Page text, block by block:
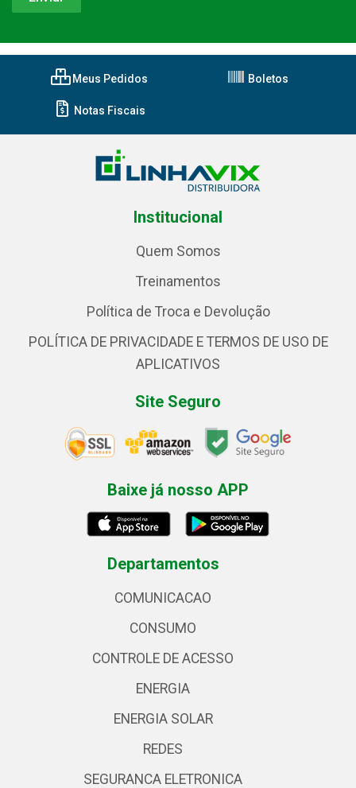
Meus Pedidos Boletos
Notas Fiscais
Institucional
Quem Somos
Treinamentos
Política de Troca e Devolução
POLÍTICA DE PRIVACIDADE E TERMOS DE USO DE
APLICATIVOS
Site Seguro
Baixe já nosso APP
Departamentos
COMUNICACAO
CONSUMO
CONTROLE DE ACESSO
ENERGIA
ENERGIA SOLAR
REDES
SEGURANCA ELETRONICA